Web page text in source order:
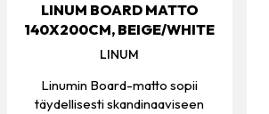
LINUM BOARD MATTO
140X200CM, BEIGE/WHITE
LINUM
Linumin Board-matto sopii
täydellisesti skandinaaviseen